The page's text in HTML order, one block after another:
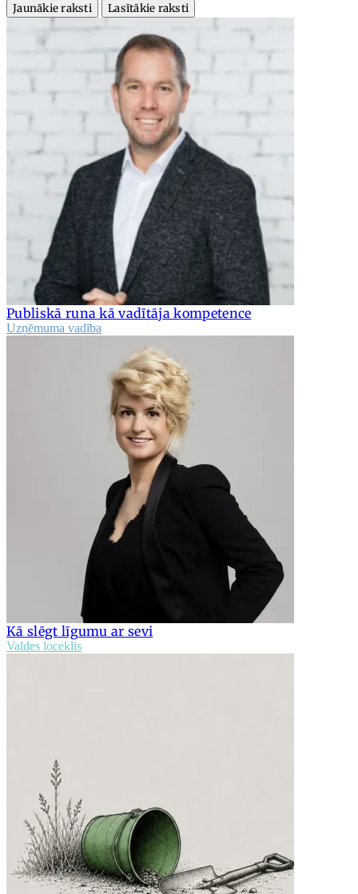
Jaunākie raksti
Lasītākie raksti
Publiskā runa kā vadītāja kompetence
Uzņēmuma vadība
Kā slēgt līgumu ar sevi
Valdes loceklis